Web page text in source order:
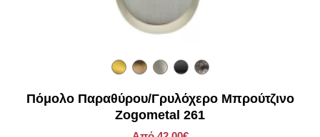
Πόμολο Παραθύρου/Γρυλόχερο Μπρούτζινο
Zogometal 261